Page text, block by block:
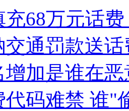
警民合力深夜将其击毙
痛下狠手拳打脚踢
回应
68万元话
交通罚款送
增加是谁在
代码难禁 谁"